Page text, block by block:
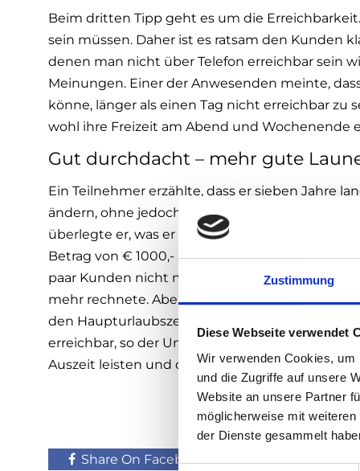
Zustimmung
Diese Webseite verwendet
Wir verwenden Cookies,
und die Zugriffe auf unsere
Website an unsere Partner
möglicherweise mit
der Dienste gesammelt
Beim dritten Tipp geht es um die
sein müssen. Daher ist es ratsam den Kunden
denen man nicht über Telefon erreichbar sein
Meinungen. Einer der Anwesenden meinte,
könne, länger als einen Tag nicht erreichbar zu
wohl ihre Freizeit am Abend und Wochenende
Gut durchdacht – mehr gute
Ein Teilnehmer erzählte, dass er sieben Jahre
ändern, ohne jedoch große finanzielle
überlegte er, was er einsparen könnte. Der
Betrag von € 1000,- pro Monat, die ihm ohne
paar Kunden nicht mehr weiter betreuen, da
mehr rechnete. Aber unter dem Strich eine
den Haupturlaubszeiten, denn da wären
erreichbar, so der Unternehmer. Jetzt könne er
Auszeit leisten und das würde ihm enorm viel
Share On Facebook Tweet It